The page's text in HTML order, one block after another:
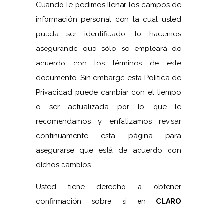
Cuando le pedimos llenar los campos de
información personal con la cual usted
pueda ser identificado, lo hacemos
asegurando que sólo se empleará de
acuerdo con los términos de este
documento; Sin embargo esta Política de
Privacidad puede cambiar con el tiempo
o ser actualizada por lo que le
recomendamos y enfatizamos revisar
continuamente esta página para
asegurarse que está de acuerdo con
dichos cambios.
Usted tiene derecho a obtener
confirmación sobre si en CLARO